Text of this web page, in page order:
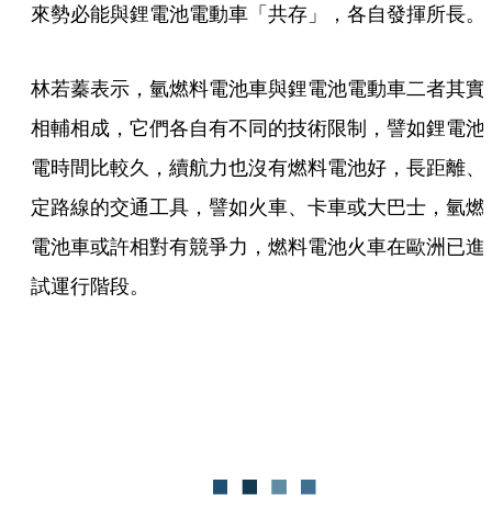
來勢必能與鋰電池電動車「共存」，各自發揮所長。
林若蓁表示，氫燃料電池車與鋰電池電動車二者其實
相輔相成，它們各自有不同的技術限制，譬如鋰電池
電時間比較久，續航力也沒有燃料電池好，長距離、
定路線的交通工具，譬如火車、卡車或大巴士，氫燃
電池車或許相對有競爭力，燃料電池火車在歐洲已進
試運行階段。